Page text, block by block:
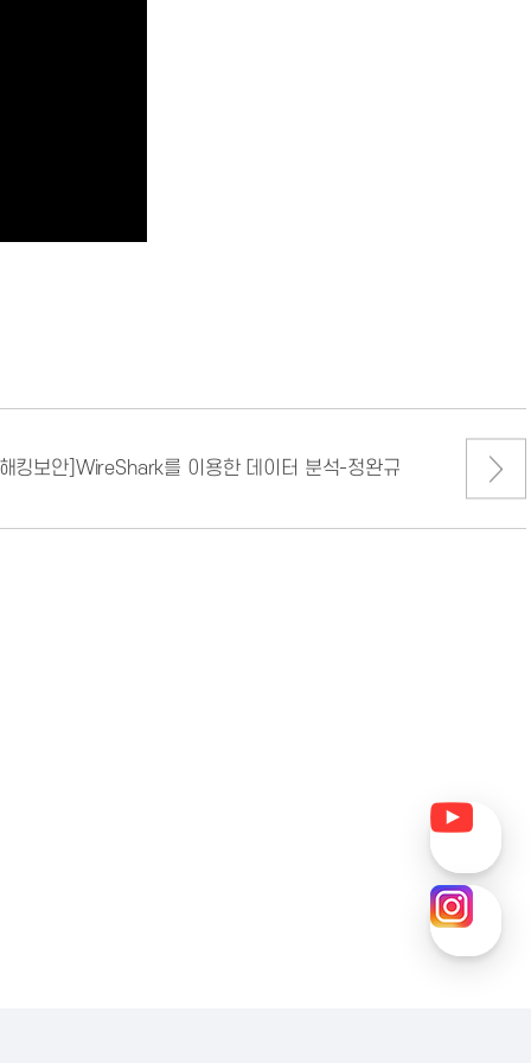
킹보안]WireShark를 이용한 데이터 분석-정완규